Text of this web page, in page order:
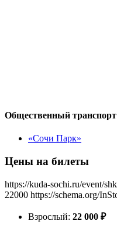
Общественный транспорт
«Сочи Парк»
Цены на билеты
https://kuda-sochi.ru/event/
22000 https://schema.org/
Взрослый: 22 000 ₽